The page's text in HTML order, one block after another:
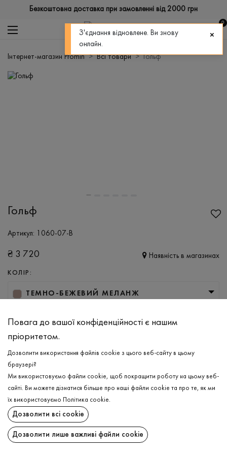
Безкоштовна доставка при замовленні від 2000 грн
0
Інтернет-магазин Promin Всі товари Гольф
Гольф
Артикул: 1060-07-B
₴ 3 720 Наявність в магазинах
КОЛІР:
ТЕМНО-БЕЖЕВИЙ МЕЛАНЖ
M
ОБЕРІТЬ РОЗМІР
Гольф
ДОДАТИ ДО КОШИКА
ОПИС
Повага до вашої конфіденційності є нашим
пріоритетом.
Дозволити використання файлів cookie з цього веб-сайту в цьому
браузері?
Ми використовуємо файли cookie, щоб покращити роботу на цьому веб-
сайті. Ви можете дізнатися більше про наші файли cookie та про те, як ми
їх використовуємо
Політика cookie.
Дозволити всі cookie
Дозволити лише важливі файли cookie
З'єднання відновлене. Ви знову
онлайн.